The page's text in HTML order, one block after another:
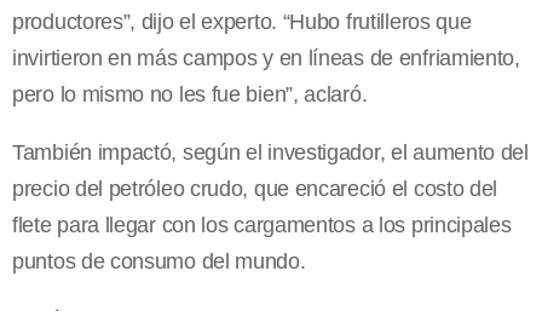
productores”, dijo el experto. “Hubo frutilleros que
invirtieron en más campos y en líneas de enfriamiento,
pero lo mismo no les fue bien”, aclaró.
También impactó, según el investigador, el aumento del
precio del petróleo crudo, que encareció el costo del
flete para llegar con los cargamentos a los principales
puntos de consumo del mundo.